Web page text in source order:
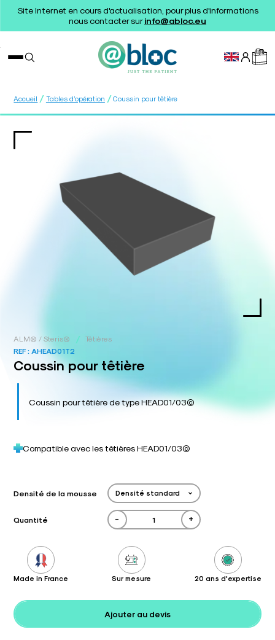
Site Internet en cours d'actualisation, pour plus d'informations
nous contacter surinfo@abloc.eu
Accueil / Tables d’opération / Coussin pour têtière
ALM® / Steris® /
Têtières
REF : AHEAD01T2
Coussin pour têtière
Coussin pour têtière de type HEAD01/03©
Compatible avec les têtières HEAD01/03©
Densité de la mousse
Quantité - +
Made in France Sur mesure 20 ans d'expertise
Ajouter au devis